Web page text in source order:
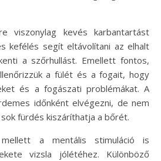
viszonylag kevés karbantartást
kefélés segít eltávolítani az elhalt
a szőrhullást. Emellett fontos,
a fülét és a fogait, hogy
és a fogászati problémákat. A
időnként elvégezni, de nem
fürdés kiszáríthatja a bőrét.
a mentális stimuláció is
vizsla jólétéhez. Különböző